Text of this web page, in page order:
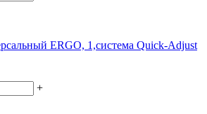
ERGO, 1,система Quick-Adjust
+